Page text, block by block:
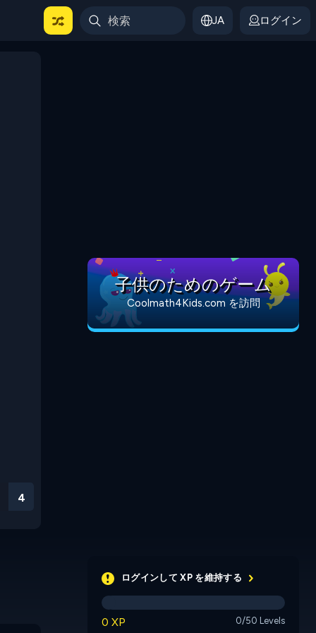
JA ログイン
3
子供のためのゲーム
Coolmath4Kids.com を訪問
ログインして XP を維持する
0 XP 0/50 Levels